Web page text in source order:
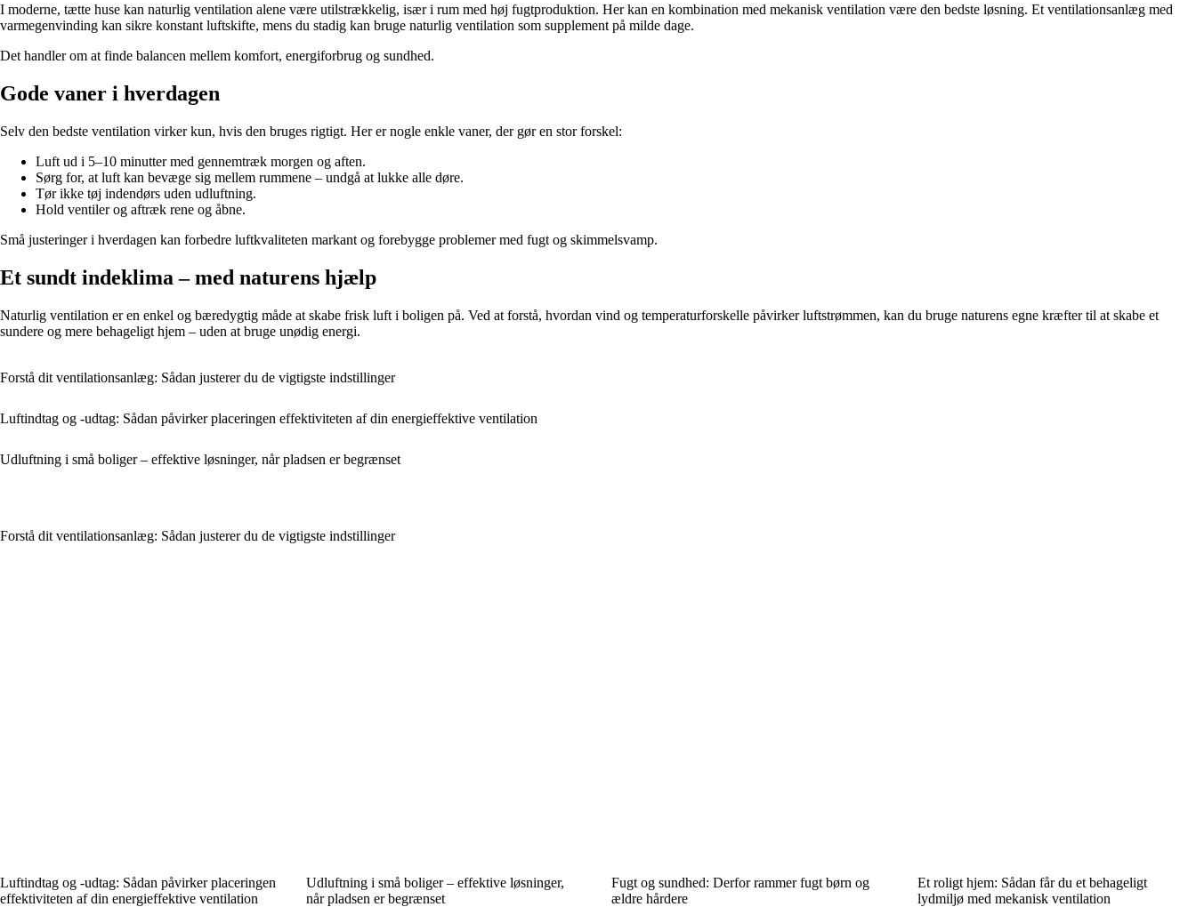
I moderne, tætte huse kan naturlig ventilation alene være utilstrækkelig, især i rum med høj fugtproduktion. Her kan en kombination med mekanisk ventilation være den bedste løsning. Et ventilationsanlæg med
varmegenvinding kan sikre konstant luftskifte, mens du stadig kan bruge naturlig ventilation som supplement på milde dage.
Det handler om at finde balancen mellem komfort, energiforbrug og sundhed.
Gode vaner i hverdagen
Selv den bedste ventilation virker kun, hvis den bruges rigtigt. Her er nogle enkle vaner, der gør en stor forskel:
Luft ud i 5–10 minutter med gennemtræk morgen og aften.
Sørg for, at luft kan bevæge sig mellem rummene – undgå at lukke alle døre.
Tør ikke tøj indendørs uden udluftning.
Hold ventiler og aftræk rene og åbne.
Små justeringer i hverdagen kan forbedre luftkvaliteten markant og forebygge problemer med fugt og skimmelsvamp.
Et sundt indeklima – med naturens hjælp
Naturlig ventilation er en enkel og bæredygtig måde at skabe frisk luft i boligen på. Ved at forstå, hvordan vind og temperaturforskelle påvirker luftstrømmen, kan du bruge naturens egne kræfter til at skabe et
sundere og mere behageligt hjem – uden at bruge unødig energi.
Forstå dit ventilationsanlæg: Sådan justerer du de vigtigste indstillinger
Luftindtag og -udtag: Sådan påvirker placeringen effektiviteten af din energieffektive ventilation
Udluftning i små boliger – effektive løsninger, når pladsen er begrænset
Forstå dit ventilationsanlæg: Sådan justerer du de vigtigste indstillinger
Luftindtag og -udtag: Sådan påvirker placeringen
effektiviteten af din energieffektive ventilation
Udluftning i små boliger – effektive løsninger,
når pladsen er begrænset
Fugt og sundhed: Derfor rammer fugt børn og
ældre hårdere
Et roligt hjem: Sådan får du et behageligt
lydmiljø med mekanisk ventilation